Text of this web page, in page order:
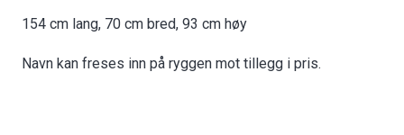
154 cm lang, 70 cm bred, 93 cm høy
Navn kan freses inn på ryggen mot tillegg i pris.